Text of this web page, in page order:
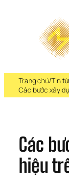
Trang chủ/Tin
Các bước xây
Các
hiệu